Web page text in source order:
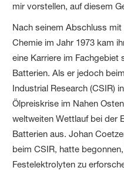
mir vorstellen, auf diesem
Nach seinem Abschluss
Chemie im Jahr 1973 kam
eine Karriere im
Batterien. Als er jedoch
Industrial Research (CSIR)
Ölpreiskrise im Nahen
weltweiten Wettlauf bei der
Batterien aus. Johan
beim CSIR, hatte
Festelektrolyten zu